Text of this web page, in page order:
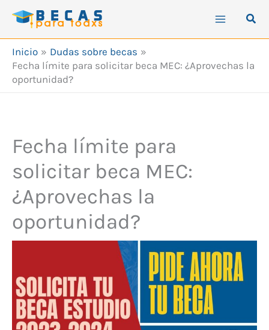
Inicio
Dudas sobre becas
Fecha límite para solicitar beca MEC: ¿Aprovechas la
oportunidad?
Fecha límite para
solicitar beca MEC:
¿Aprovechas la
oportunidad?